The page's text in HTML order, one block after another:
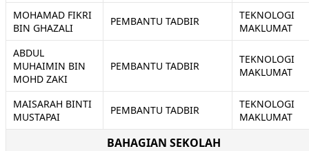
MOHAMAD FIKRI
BIN GHAZALI
PEMBANTU TADBIR
TEKNOLOGI
MAKLUMAT
ABDUL
MUHAIMIN BIN
MOHD ZAKI
PEMBANTU TADBIR
TEKNOLOGI
MAKLUMAT
MAISARAH BINTI
MUSTAPAI
PEMBANTU TADBIR
TEKNOLOGI
MAKLUMAT
BAHAGIAN SEKOLAH